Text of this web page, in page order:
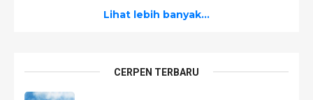
Lihat lebih banyak...
CERPEN TERBARU